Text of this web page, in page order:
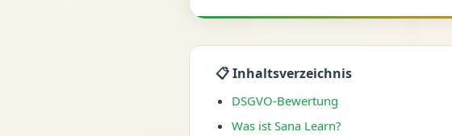
📋 Inhaltsverzeichnis
DSGVO-Bewertung
Was ist Sana Learn?